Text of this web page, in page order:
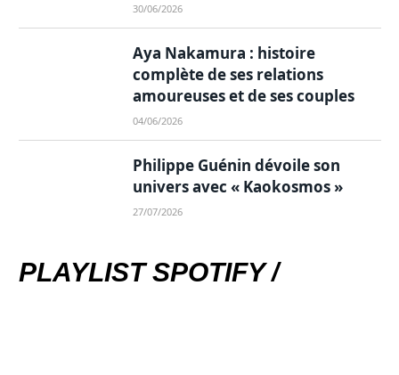
30/06/2026
Aya Nakamura : histoire
complète de ses relations
amoureuses et de ses couples
04/06/2026
Philippe Guénin dévoile son
univers avec « Kaokosmos »
27/07/2026
PLAYLIST SPOTIFY /